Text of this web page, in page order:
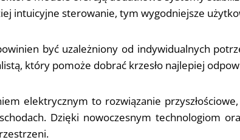
intuicyjne sterowanie, tym wygodniejsze
być uzależniony od indywidualnych
który pomoże dobrać krzesło najlepiej
elektrycznym to rozwiązanie
Dzięki nowoczesnym technologiom